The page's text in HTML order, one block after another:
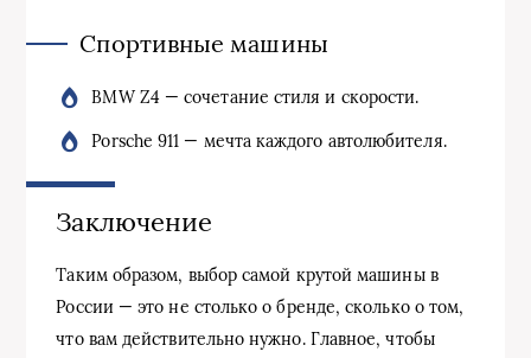
Спортивные машины
BMW Z4 — сочетание стиля и скорости.
Porsche 911 — мечта каждого автолюбителя.
Заключение
Таким образом, выбор самой крутой машины в
России — это не столько о бренде, сколько о том,
что вам действительно нужно. Главное, чтобы